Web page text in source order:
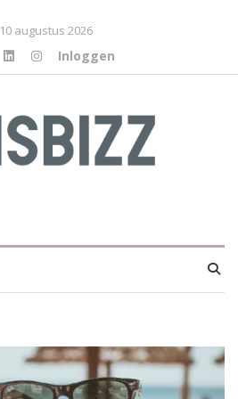
10 augustus 2026
Inloggen